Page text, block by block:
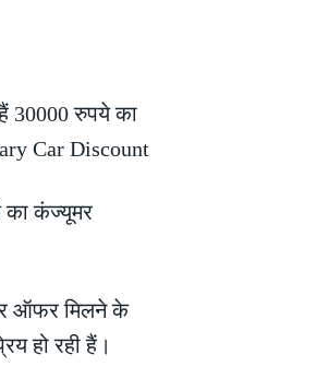
30000 रुपये का
Car Discount
का कंज्यूमर
ऑफर मिलने के
हो रही हैं।